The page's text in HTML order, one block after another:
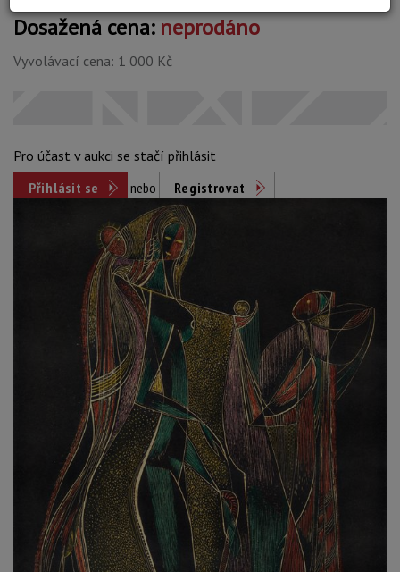
Dosažená cena: neprodáno
Vyvolávací cena: 1 000 Kč
Pro účast v aukci se stačí přihlásit
Přihlásit se
nebo Registrovat